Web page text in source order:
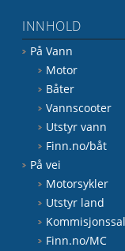
INNHOLD
På Vann
Motor
Båter
Vannscooter
Utstyr vann
Finn.no/båt
På vei
Motorsykler
Utstyr land
Kommisjonssal
Finn.no/MC